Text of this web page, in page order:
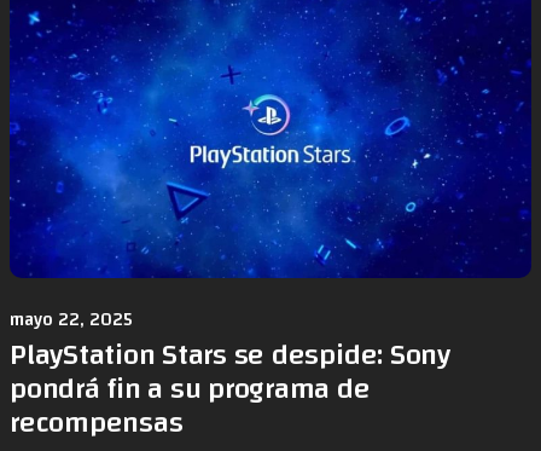
mayo 22, 2025
PlayStation Stars se despide: Sony
pondrá fin a su programa de
recompensas